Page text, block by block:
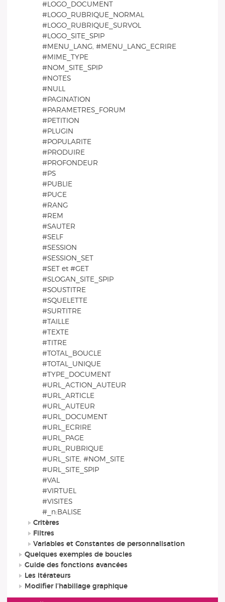
#LOGO_DOCUMENT
#LOGO_RUBRIQUE_NORMAL
#LOGO_RUBRIQUE_SURVOL
#LOGO_SITE_SPIP
#MENU_LANG, #MENU_LANG_ECRIRE
#MIME_TYPE
#NOM_SITE_SPIP
#NOTES
#NULL
#PAGINATION
#PARAMETRES_FORUM
#PETITION
#PLUGIN
#POPULARITE
#PRODUIRE
#PROFONDEUR
#PS
#PUBLIE
#PUCE
#RANG
#REM
#SAUTER
#SELF
#SESSION
#SESSION_SET
#SET et #GET
#SLOGAN_SITE_SPIP
#SOUSTITRE
#SQUELETTE
#SURTITRE
#TAILLE
#TEXTE
#TITRE
#TOTAL_BOUCLE
#TOTAL_UNIQUE
#TYPE_DOCUMENT
#URL_ACTION_AUTEUR
#URL_ARTICLE
#URL_AUTEUR
#URL_DOCUMENT
#URL_ECRIRE
#URL_PAGE
#URL_RUBRIQUE
#URL_SITE, #NOM_SITE
#URL_SITE_SPIP
#VAL
#VIRTUEL
#VISITES
#_n:BALISE
Critères
Filtres
Variables et Constantes de personnalisation
Quelques exemples de boucles
Guide des fonctions avancées
Les itérateurs
Modifier l’habillage graphique